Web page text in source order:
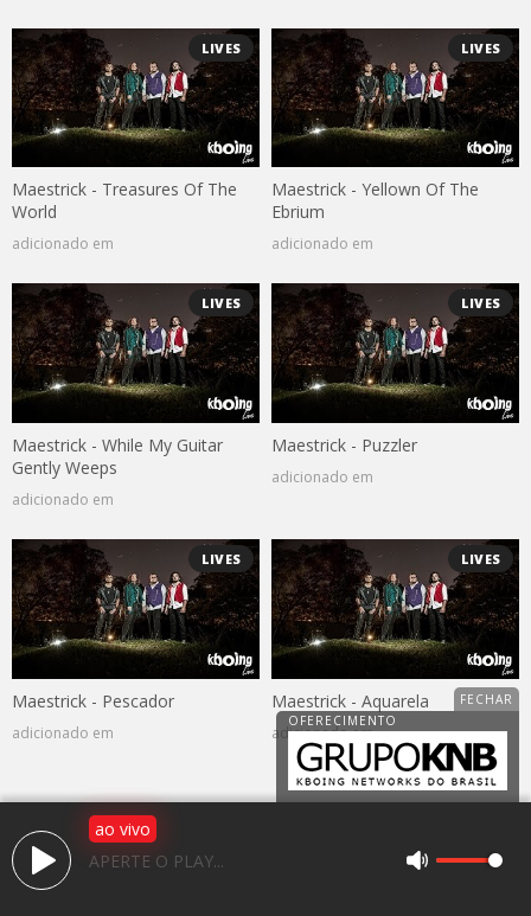
LIVES
Maestrick - Treasures Of The
World
adicionado em
LIVES
Maestrick - Yellown Of The
Ebrium
adicionado em
LIVES
Maestrick - While My Guitar
Gently Weeps
adicionado em
LIVES
Maestrick - Puzzler
adicionado em
LIVES
Maestrick - Pescador
adicionado em
LIVES
Maestrick - Aquarela
adicionado em
Av. 25 de janeiro, 1983, Jardim Caparroz
CEP: 15050-466 - São José do Rio Preto / SP
ao vivo
APERTE O PLAY...